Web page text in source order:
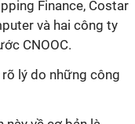
Finance, Costar
và hai công ty
CNOOC.
lý do những công